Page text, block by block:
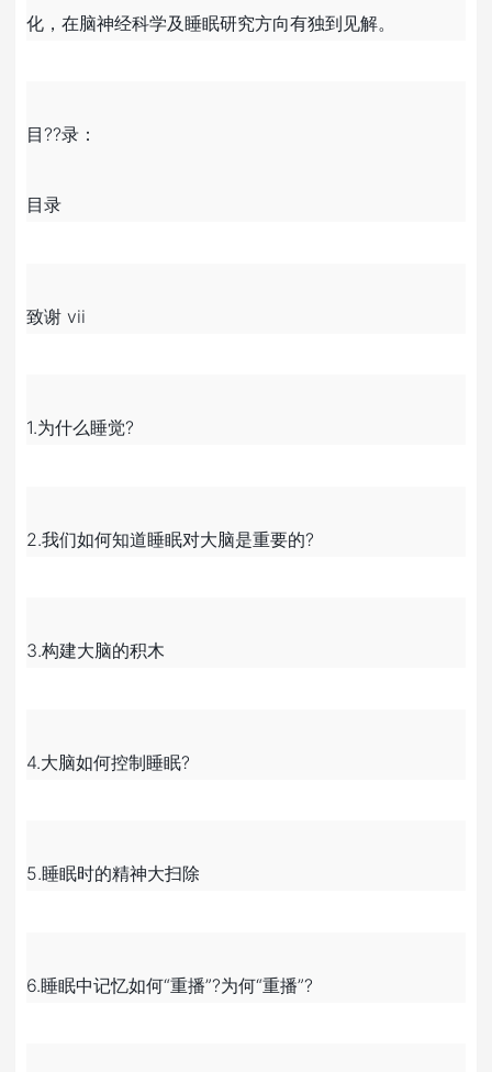
化，在脑神经科学及睡眠研究方向有独到见解。
目??录：
目录
致谢 vii
1.为什么睡觉?
2.我们如何知道睡眠对大脑是重要的?
3.构建大脑的积木
4.大脑如何控制睡眠?
5.睡眠时的精神大扫除
6.睡眠中记忆如何“重播”?为何“重播”?